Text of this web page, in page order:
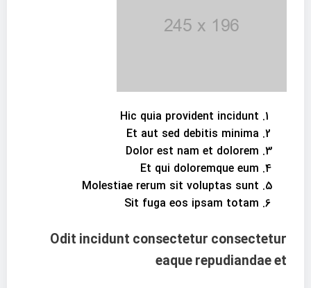
Hic quia provident incidunt
Et aut sed debitis minima
Dolor est nam et dolorem
Et qui doloremque eum
Molestiae rerum sit voluptas sunt
Sit fuga eos ipsam totam
Odit incidunt consectetur consectetur
eaque repudiandae et